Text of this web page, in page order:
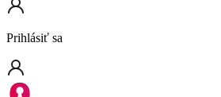
Prihlásiť sa